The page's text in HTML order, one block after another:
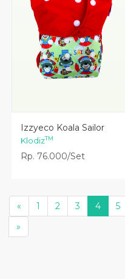
Lihat Detail
Izzyeco Koala Sailor
KlodizTM
Rp. 76.000/Set
« 1 2 3 4 5
»